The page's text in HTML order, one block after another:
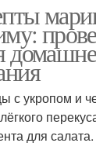
с укропом и
для салата.